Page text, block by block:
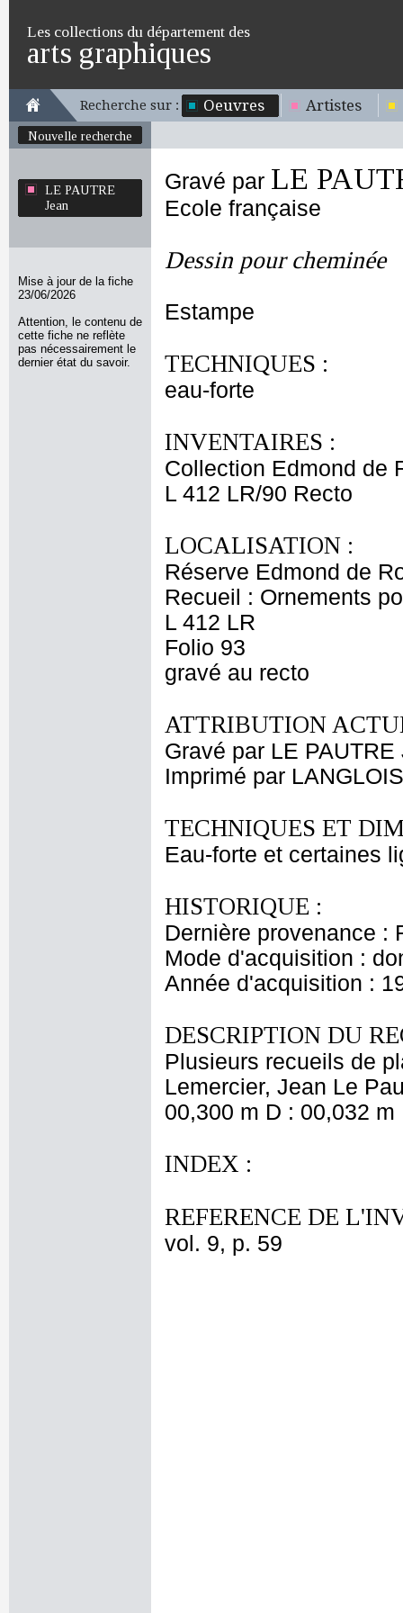
Les collections du département des
arts graphiques
Recherche sur : Oeuvres Artistes
Nouvelle recherche
LE PAUTRE
Jean
Mise à jour de la fiche
23/06/2026
Attention, le contenu de
cette fiche ne reflète
pas nécessairement le
dernier état du savoir.
Gravé par LE
Ecole française
Dessin pour cheminée
Estampe
TECHNIQUES :
eau-forte
INVENTAIRES :
Collection Edmond de
L 412 LR/90 Recto
LOCALISATION :
Réserve Edmond de
Recueil : Ornements
L 412 LR
Folio 93
gravé au recto
ATTRIBUTION
Gravé par LE PAUTRE
Imprimé par
TECHNIQUES ET
Eau-forte et certaines
HISTORIQUE :
Dernière provenance :
Mode d'acquisition :
Année d'acquisition :
DESCRIPTION DU
Plusieurs recueils de
Lemercier, Jean Le
00,300 m D : 00,032
INDEX :
REFERENCE DE
vol. 9, p. 59